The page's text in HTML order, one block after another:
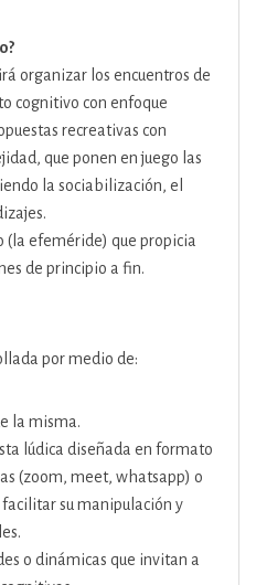
organizar los encuentros de
cognitivo con enfoque
recreativas con
que ponen en juego las
la sociabilización, el
(la efeméride) que propicia
de principio a fin.
por medio de:
la misma.
lúdica diseñada en formato
(zoom, meet, whatsapp) o
su manipulación y
o dinámicas que invitan a